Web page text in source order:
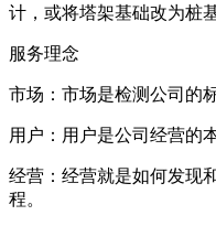
计，或将塔架基础改为桩基
服务理念
市场：市场是检测公司的标
用户：用户是公司经营的
经营：经营就是如何发现
程。